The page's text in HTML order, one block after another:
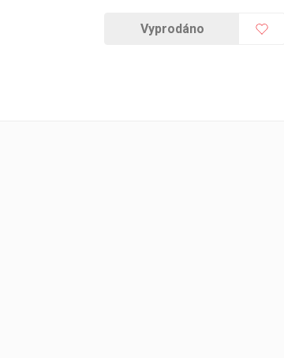
Vyprodáno